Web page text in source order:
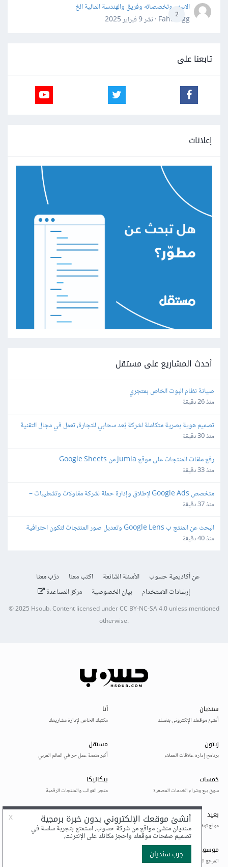
2
الاسهم وتخصصاته وفريق والهندسة المالية الخ
Fahd Ggg · نشر
9 فبراير 2025
تابعنا على
إعلانات
أحدث المشاريع على مستقل
صيانة نظام البوت الخاص بمتجري
منذ 26 دقيقة
تصميم هوية بصرية متكاملة لشركة بُعد سحابي للتجارة، تعمل في مجال التقنية
منذ 30 دقيقة
رفع ملفات المنتجات على موقع jumia من Google Sheets
منذ 33 دقيقة
Lead Generation
منذ 37 دقيقة
وجاهزة للمتاجر الالكترونية
منذ 40 دقيقة
عن أكاديمية حسوب الأسئلة الشائعة اكتب معنا
درّب معنا
إرشادات الاستخدام
بيان الخصوصية مركز المساعدة
© 2025 Hsoub.Content licensed underCC BY-NC-SA 4.0unless mentioned
otherwise.